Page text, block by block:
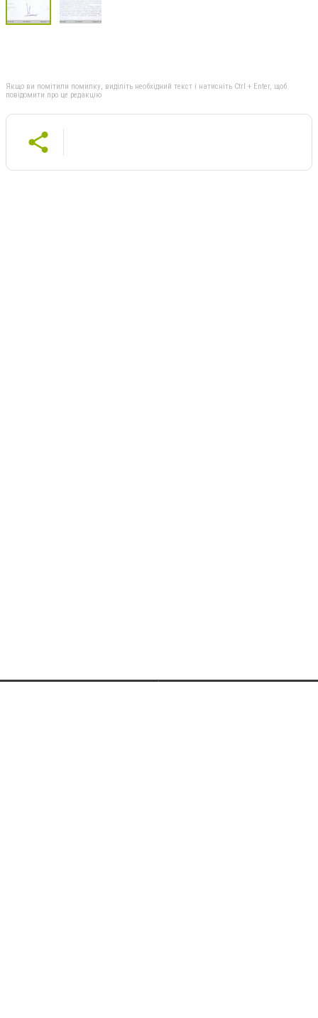
Якщо ви помітили помилку, виділіть необхідний текст і натисніть Ctrl + Enter, щоб
повідомити про це редакцію